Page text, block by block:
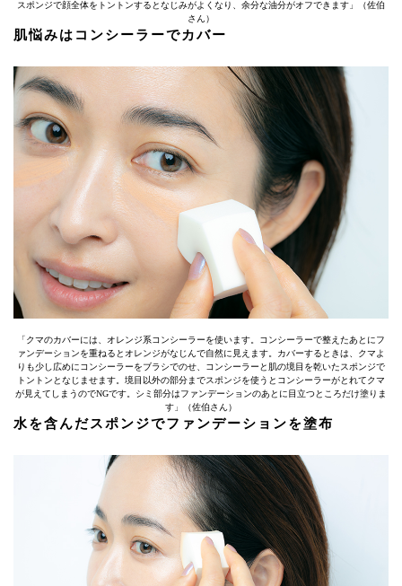
スポンジで顔全体をトントンするとなじみがよくなり、余分な油分がオフできます」（佐伯
さん）
肌悩みはコンシーラーでカバー
「クマのカバーには、オレンジ系コンシーラーを使います。コンシーラーで整えたあとにフ
ァンデーションを重ねるとオレンジがなじんで自然に見えます。カバーするときは、クマよ
りも少し広めにコンシーラーをブラシでのせ、コンシーラーと肌の境目を乾いたスポンジで
トントンとなじませます。境目以外の部分までスポンジを使うとコンシーラーがとれてクマ
が見えてしまうのでNGです。シミ部分はファンデーションのあとに目立つところだけ塗りま
す」（佐伯さん）
水を含んだスポンジでファンデーションを塗布